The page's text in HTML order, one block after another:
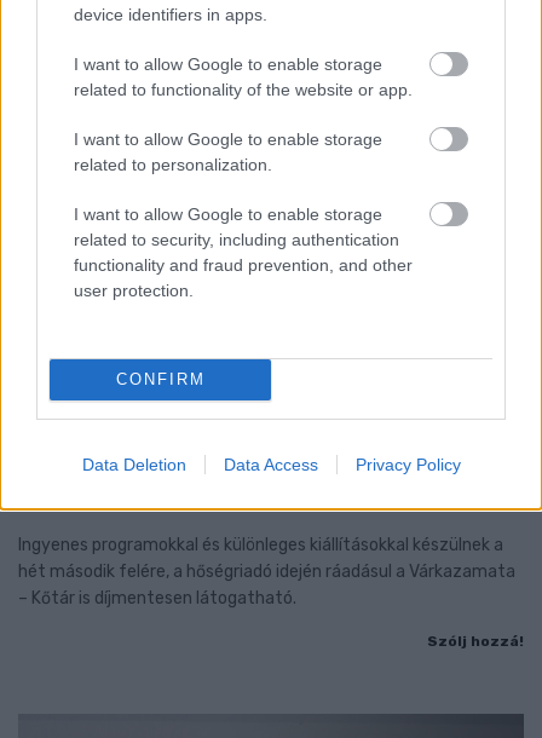
device identifiers in apps.
I want to allow Google to enable storage
related to functionality of the website or app.
I want to allow Google to enable storage
related to personalization.
I want to allow Google to enable storage
related to security, including authentication
functionality and fraud prevention, and other
user protection.
CONFIRM
Data Deletion Data Access Privacy Policy
TÁRLATVEZETÉSEK, WORKSHOP ÉS
KÖZÖNSÉGTALÁLKOZÓ VÁRJA A LÁTOGATÓKAT A
Ingyenes programokkal és különleges kiállításokkal készülnek a
hét második felére, a hőségriadó idején ráadásul a Várkazamata
– Kőtár is díjmentesen látogatható.
Szólj hozzá!